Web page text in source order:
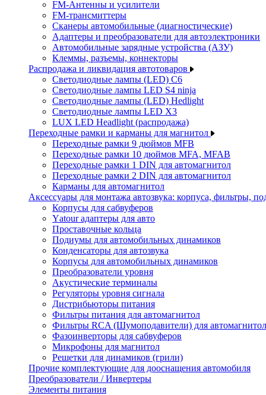
FM-Антенны и усилители
FM-трансмиттеры
Сканеры автомобильные (диагностические)
Адаптеры и преобразователи для автоэлектроники
Автомобильные зарядные устройства (АЗУ)
Клеммы, разъемы, коннекторы
Распродажа и ликвидация автотоваров
Светодиодные лампы (LED) C6
Светодиодные лампы LED S4 ninja
Светодиодные лампы (LED) Hedlight
Светодиодные лампы LED X3
LUX LED Headlight (распродажа)
Переходные рамки и карманы для магнитол
Переходные рамки 9 дюймов MFB
Переходные рамки 10 дюймов MFA, MFAB
Переходные рамки 1 DIN для автомагнитол
Переходные рамки 2 DIN для автомагнитол
Карманы для автомагнитол
Аксессуары для монтажа автозвука: корпуса, фильтры,
Корпусы для сабвуферов
Yаtour адаптеры для авто
Проставочные кольца
Подиумы для автомобильных динамиков
Конденсаторы для автозвука
Корпусы для автомобильных динамиков
Преобразователи уровня
Акустические терминалы
Регуляторы уровня сигнала
Дистрибьюторы питания
Фильтры питания для автомагнитол
Фильтры RCA (Шумоподавители) для автомагнитол
Фазоинверторы для сабвуферов
Микрофоны для магнитол
Решетки для динамиков (грили)
Прочие комплектующие для дооснащения автомобиля
Преобразователи / Инвертеры
Элементы питания